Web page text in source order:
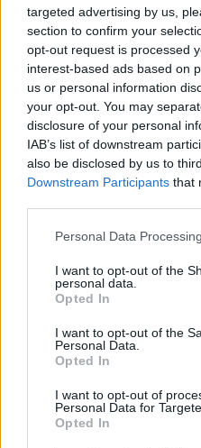
targeted advertising by us,
section to confirm your
opt-out request is processed
interest-based ads based on
us or personal information
your opt-out. You may
disclosure of your personal
IAB’s list of downstream
also be disclosed by us to
Downstream Participants that
Personal Data
I want to opt-out of the
personal data.
Opted In
I want to opt-out of the
Personal Data.
Opted In
I want to opt-out of
Personal Data for
Opted In
07 sierpnia 2026 | 05:20
Gaza: 300 dzieci zabitych w
06 sierpnia 2026 | 20:44
Medziugorie: zakończył się 37.
06 sierpnia 2026 | 20:19
Biskupi Meksyku: stulecie
06 sierpnia 2026 | 18:32
Kard. Parolin w Meksyku:
drogą do pokoju
Popularne